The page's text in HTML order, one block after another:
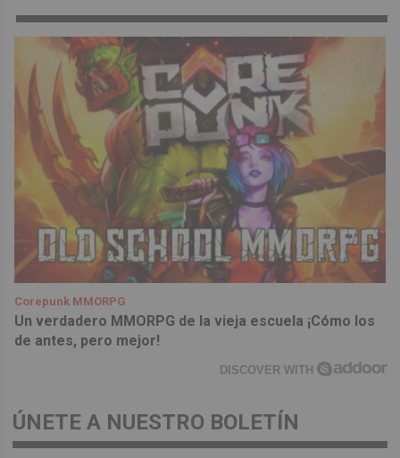
Corepunk MMORPG
Un verdadero MMORPG de la vieja escuela ¡Cómo los
de antes, pero mejor!
DISCOVER WITH
ÚNETE A NUESTRO BOLETÍN